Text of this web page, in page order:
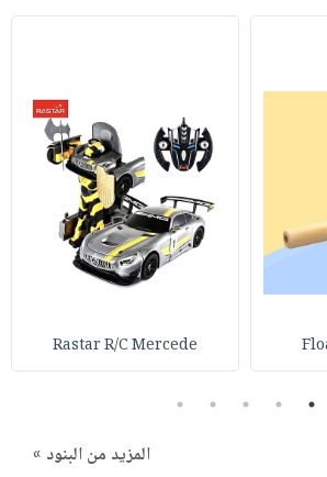
Rastar R/C Mercede
1
2
3
4
5
المزيد من البنود »